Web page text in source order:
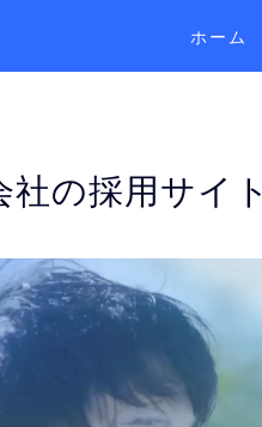
ホーム
社の採用サイト